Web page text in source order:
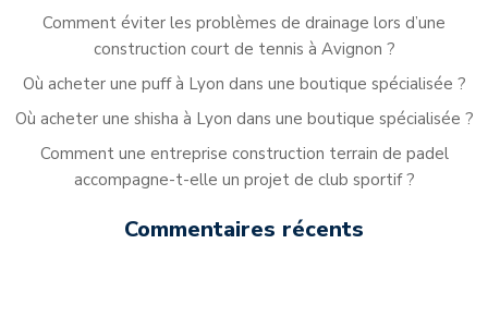
Comment éviter les problèmes de drainage lors d’une
construction court de tennis à Avignon ?
Où acheter une puff à Lyon dans une boutique spécialisée ?
Où acheter une shisha à Lyon dans une boutique spécialisée ?
Comment une entreprise construction terrain de padel
accompagne-t-elle un projet de club sportif ?
Commentaires récents